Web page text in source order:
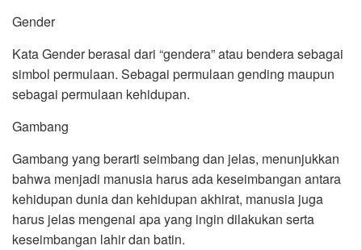
Gender
Kata Gender berasal dari “gendera” atau bendera sebagai
simbol permulaan. Sebagai permulaan gending maupun
sebagai permulaan kehidupan.
Gambang
Gambang yang berarti seimbang dan jelas, menunjukkan
bahwa menjadi manusia harus ada keseimbangan antara
kehidupan dunia dan kehidupan akhirat, manusia juga
harus jelas mengenai apa yang ingin dilakukan serta
keseimbangan lahir dan batin.